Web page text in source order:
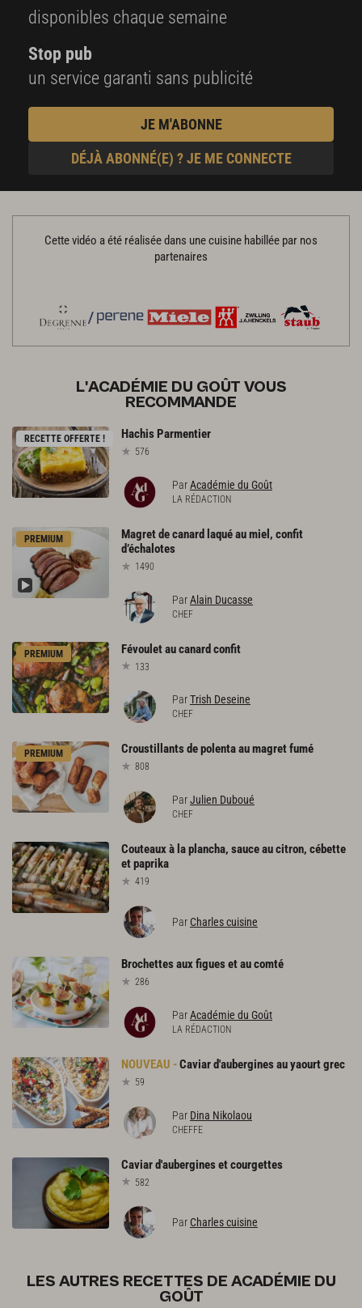
disponibles chaque semaine
Stop pub
un service garanti sans publicité
JE M'ABONNE
DÉJÀ ABONNÉ(E) ? JE ME CONNECTE
Cette vidéo a été réalisée dans une cuisine habillée par nos
partenaires
L'ACADÉMIE DU GOÛT VOUS
RECOMMANDE
RECETTE OFFERTE ! Hachis Parmentier
576
ParAcadémie du Goût
LA RÉDACTION
PREMIUM Magretdecanard laquéaumiel, confit
d’échalotes
1490
ParAlain Ducasse
CHEF
PREMIUM Févouletaucanard confit
133
ParTrish Deseine
CHEF
PREMIUM Croustillantsdepolentaaumagretfumé
808
ParJulien Duboué
CHEF
Couteauxà laplancha, sauceaucitron, cébette
etpaprika
419
Par Charles cuisine
Brochettesauxfiguesetaucomté
286
ParAcadémie du Goût
LA RÉDACTION
Caviard'auberginesauyaourtgrec
59
Par Dina Nikolaou
CHEFFE
Caviard'auberginesetcourgettes
582
Par Charles cuisine
LES AUTRES RECETTES DE ACADÉMIE DU
GOÛT